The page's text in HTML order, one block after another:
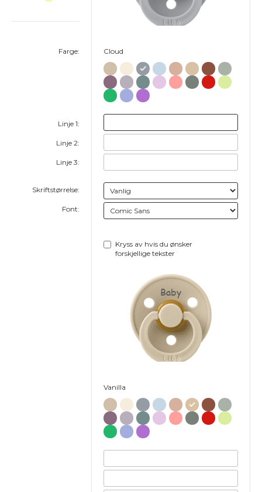
Farge:
Linje 1:
Linje 2:
Linje 3:
Skriftstørrelse:
Font:
Cloud
Kryss av hvis du ønsker
forskjellige tekster
Baby
Vanilla